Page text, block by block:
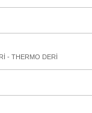
- THERMO DERİ